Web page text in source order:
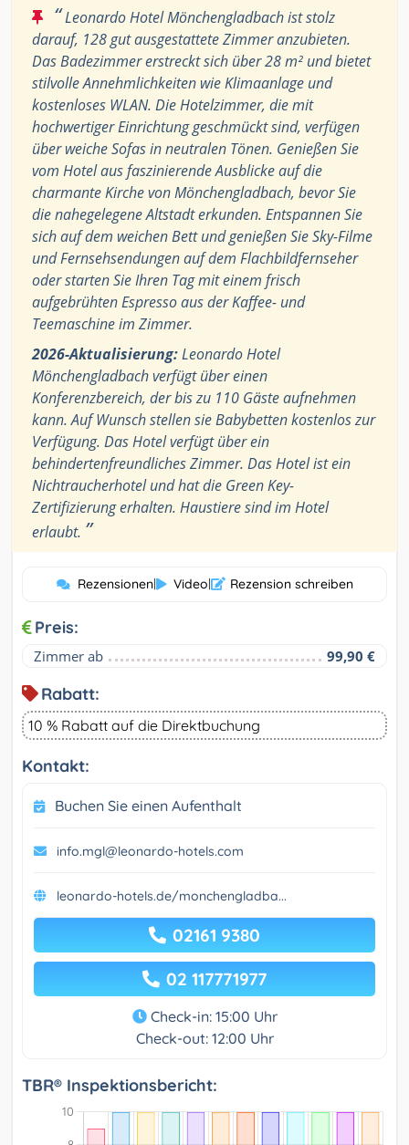
“Leonardo Hotel Mönchengladbach ist stolz
darauf, 128 gut ausgestattete Zimmer anzubieten.
Das Badezimmer erstreckt sich über 28 m² und bietet
stilvolle Annehmlichkeiten wie Klimaanlage und
kostenloses WLAN. Die Hotelzimmer, die mit
hochwertiger Einrichtung geschmückt sind, verfügen
über weiche Sofas in neutralen Tönen. Genießen Sie
vom Hotel aus faszinierende Ausblicke auf die
charmante Kirche von Mönchengladbach, bevor Sie
die nahegelegene Altstadt erkunden. Entspannen Sie
sich auf dem weichen Bett und genießen Sie Sky-Filme
und Fernsehsendungen auf dem Flachbildfernseher
oder starten Sie Ihren Tag mit einem frisch
aufgebrühten Espresso aus der Kaffee- und
Teemaschine im Zimmer.
2026-Aktualisierung:Leonardo Hotel
Mönchengladbach verfügt über einen
Konferenzbereich, der bis zu 110 Gäste aufnehmen
kann. Auf Wunsch stellen sie Babybetten kostenlos zur
Verfügung. Das Hotel verfügt über ein
behindertenfreundliches Zimmer. Das Hotel ist ein
Nichtraucherhotel und hat die Green Key-
Zertifizierung erhalten. Haustiere sind im Hotel
erlaubt. ”
Rezensionen| Video| Rezension schreiben
Preis:
Zimmer ab 99,90 €
Rabatt:
10 % Rabatt auf die Direktbuchung
Kontakt:
Buchen Sie einen Aufenthalt
info.mgl@leonardo-hotels.com
leonardo-hotels.de/monchengladba...
02161 9380
02 117771977
Check-in: 15:00 Uhr
Check-out: 12:00 Uhr
TBR® Inspektionsbericht: